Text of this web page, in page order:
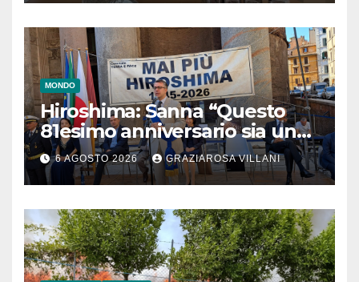
MONDO
Hiroshima: Sanna “Questo
81esimo anniversario sia un
monito per tutti”
6 AGOSTO 2026 GRAZIAROSA VILLANI